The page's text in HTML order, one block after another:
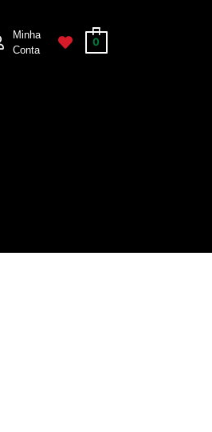
Minha
Conta
0